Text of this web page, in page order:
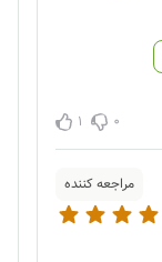
0
1
مراجعه کننده